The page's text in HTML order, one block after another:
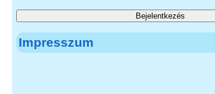
Impresszum